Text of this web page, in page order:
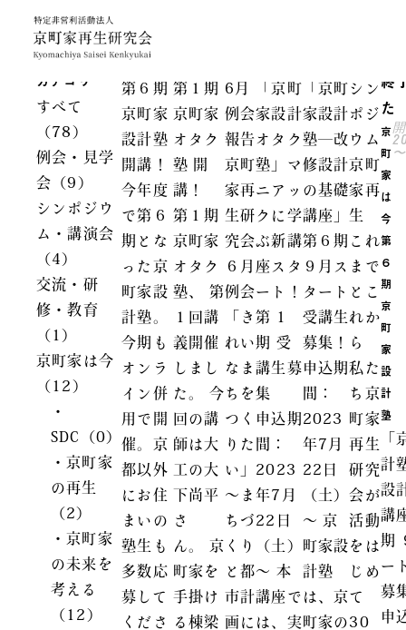
カテゴリ
すべて
（78）
例会・見学
会（9）
シンポジウ
ム・講演会
（4）
交流・研
修・教育
（1）
京町家は今
（12）
・
SDC（0）
・京町家
の再生
（2）
・京町家
の未来を
考える
（12）
第６期
京町家
設計塾
開講！
今年度
で第６
期とな
った京
町家設
計塾。
今期も
オンラ
イン併
用で開
催。京
都以外
にお住
まいの
塾生も
多数応
募して
くださ
第１期
京町家
オタク
塾 開
講！
第１期
京町家
オタク
塾、 第
１回講
義開催
しまし
た。 今
回の講
師は大
工の大
下尚平
さ
ん。 京
町家を
手掛け
る棟梁
6月
例会
報告
京町
家再
生研
究会
６月
例会
「き
れい
なま
ちを
つく
りた
い」
～ま
ちづ
くり
と都
市計
画に
「京町
家設計
オタク
塾」マ
ニアッ
クに学
ぶ新講
座スタ
ート！
第 1
期 受
講生募
集
申込期
間：
2023
年7月
22日
（土）
～ 本
講座で
は、実
「京町
家設計
塾―改
修設計
の基礎
講座」
第６期
９月ス
タート
受講生
募集！
申込期
間：
2023
年7月
22日
（土）
～ 京
町家設
計塾
は、京
町家の
シン
ポジ
ウム
京町
家再
生
これ
まで
とこ
れか
ら
私た
ち京
町家
再生
研究
会が
活動
をは
じめ
て
30
終
た
京
町
家
は
今
第
６
期
京
町
家
設
計
塾
「
計
設
講
期
ー
募
申